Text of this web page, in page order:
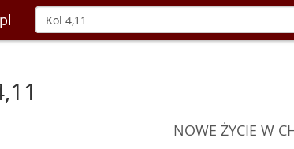
NOWE ŻYCIE W